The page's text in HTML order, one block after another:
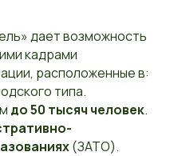
дает возможность
кадрами
расположенные в:
типа.
до 50 тысяч человек.
(ЗАТО).